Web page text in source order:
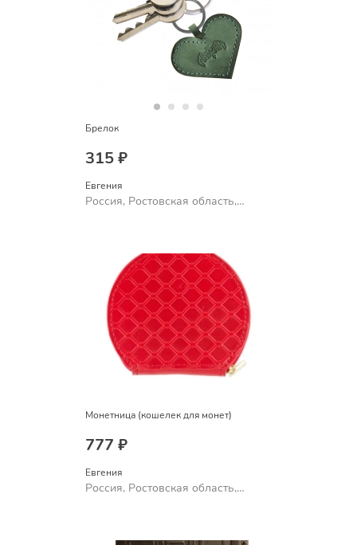
Брелок
315 ₽
Евгения
Россия, Ростовская область,
Монетница (кошелек для монет)
777 ₽
Евгения
Россия, Ростовская область,